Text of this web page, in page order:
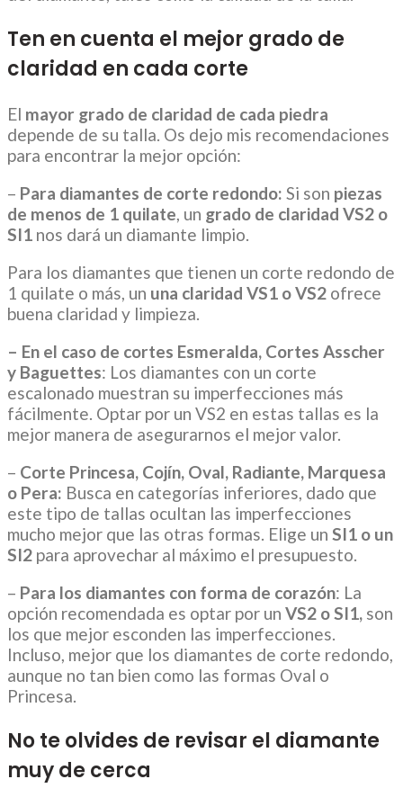
Ten en cuenta el mejor grado de
claridad en cada corte
El mayor grado de claridad de cada piedra
depende de su talla. Os dejo mis recomendaciones
para encontrar la mejor opción:
– Para diamantes de corte redondo: Si son piezas
de menos de 1 quilate, un grado de claridad VS2 o
SI1 nos dará un diamante limpio.
Para los diamantes que tienen un corte redondo de
1 quilate o más, un una claridad VS1 o VS2 ofrece
buena claridad y limpieza.
– En el caso de cortes Esmeralda, Cortes Asscher
y Baguettes: Los diamantes con un corte
escalonado muestran su imperfecciones más
fácilmente. Optar por un VS2 en estas tallas es la
mejor manera de asegurarnos el mejor valor.
– Corte Princesa, Cojín, Oval, Radiante, Marquesa
o Pera: Busca en categorías inferiores, dado que
este tipo de tallas ocultan las imperfecciones
mucho mejor que las otras formas. Elige un SI1 o un
SI2 para aprovechar al máximo el presupuesto.
– Para los diamantes con forma de corazón: La
opción recomendada es optar por un VS2 o SI1, son
los que mejor esconden las imperfecciones.
Incluso, mejor que los diamantes de corte redondo,
aunque no tan bien como las formas Oval o
Princesa.
No te olvides de revisar el diamante
muy de cerca